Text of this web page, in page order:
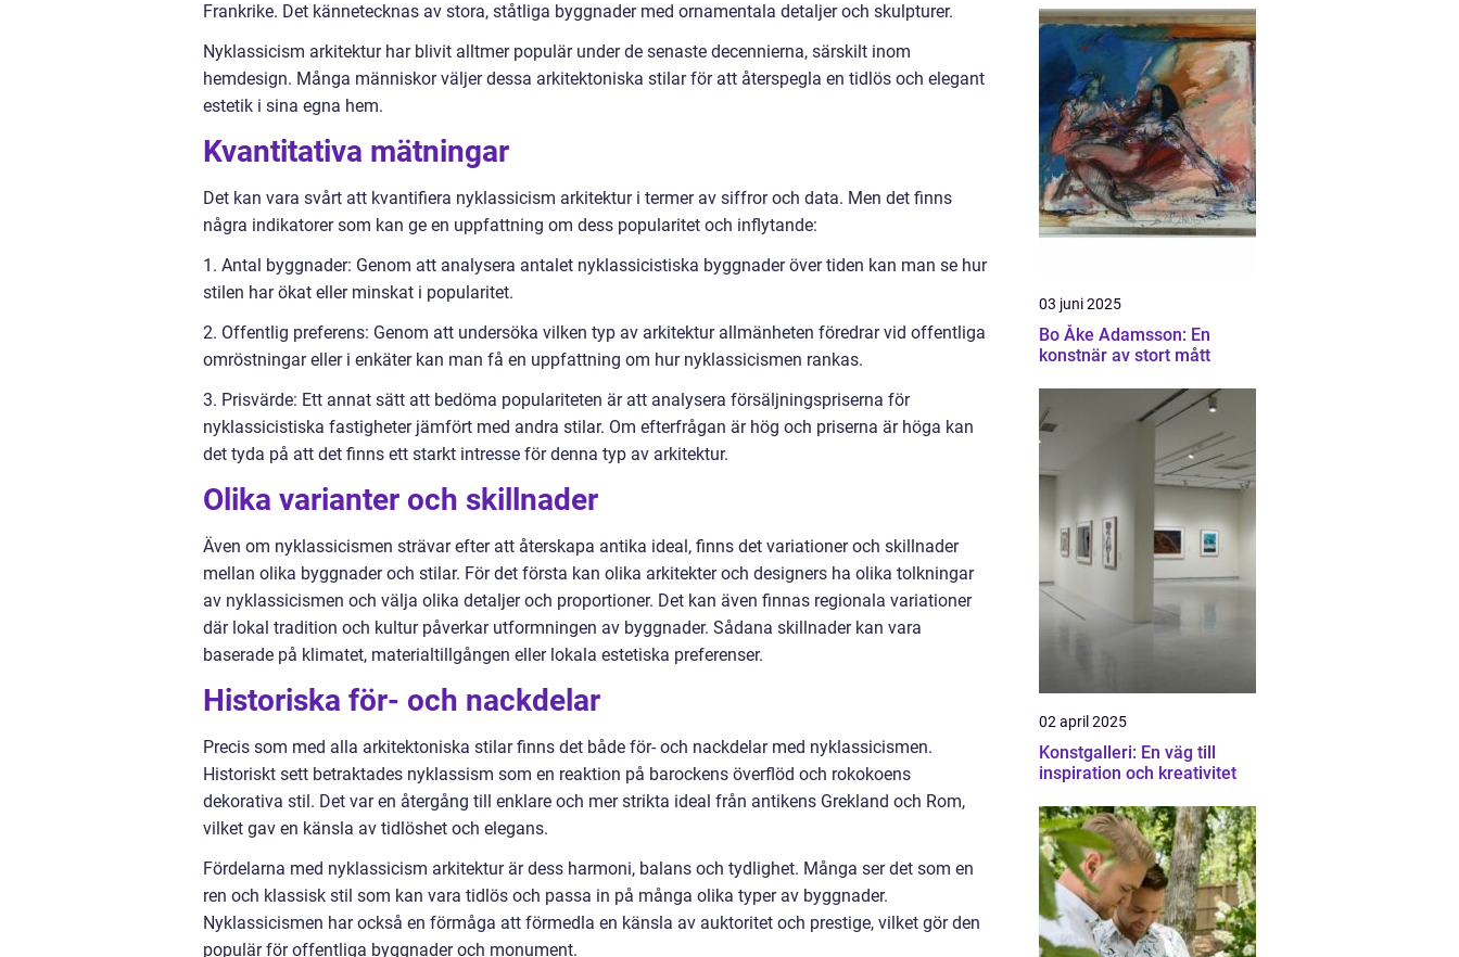
Frankrike. Det kännetecknas av stora, ståtliga byggnader med ornamentala detaljer och skulpturer.
Nyklassicism arkitektur har blivit alltmer populär under de senaste decennierna, särskilt inom
hemdesign. Många människor väljer dessa arkitektoniska stilar för att återspegla en tidlös och elegant
estetik i sina egna hem.
Kvantitativa mätningar
Det kan vara svårt att kvantifiera nyklassicism arkitektur i termer av siffror och data. Men det finns
några indikatorer som kan ge en uppfattning om dess popularitet och inflytande:
1. Antal byggnader: Genom att analysera antalet nyklassicistiska byggnader över tiden kan man se hur
stilen har ökat eller minskat i popularitet.
2. Offentlig preferens: Genom att undersöka vilken typ av arkitektur allmänheten föredrar vid offentliga
omröstningar eller i enkäter kan man få en uppfattning om hur nyklassicismen rankas.
3. Prisvärde: Ett annat sätt att bedöma populariteten är att analysera försäljningspriserna för
nyklassicistiska fastigheter jämfört med andra stilar. Om efterfrågan är hög och priserna är höga kan
det tyda på att det finns ett starkt intresse för denna typ av arkitektur.
Olika varianter och skillnader
Även om nyklassicismen strävar efter att återskapa antika ideal, finns det variationer och skillnader
mellan olika byggnader och stilar. För det första kan olika arkitekter och designers ha olika tolkningar
av nyklassicismen och välja olika detaljer och proportioner. Det kan även finnas regionala variationer
där lokal tradition och kultur påverkar utformningen av byggnader. Sådana skillnader kan vara
baserade på klimatet, materialtillgången eller lokala estetiska preferenser.
Historiska för- och nackdelar
Precis som med alla arkitektoniska stilar finns det både för- och nackdelar med nyklassicismen.
Historiskt sett betraktades nyklassism som en reaktion på barockens överflöd och rokokoens
dekorativa stil. Det var en återgång till enklare och mer strikta ideal från antikens Grekland och Rom,
vilket gav en känsla av tidlöshet och elegans.
Fördelarna med nyklassicism arkitektur är dess harmoni, balans och tydlighet. Många ser det som en
ren och klassisk stil som kan vara tidlös och passa in på många olika typer av byggnader.
Nyklassicismen har också en förmåga att förmedla en känsla av auktoritet och prestige, vilket gör den
populär för offentliga byggnader och monument.
03 juni 2025
Bo Åke Adamsson: En
konstnär av stort mått
02 april 2025
Konstgalleri: En väg till
inspiration och kreativitet